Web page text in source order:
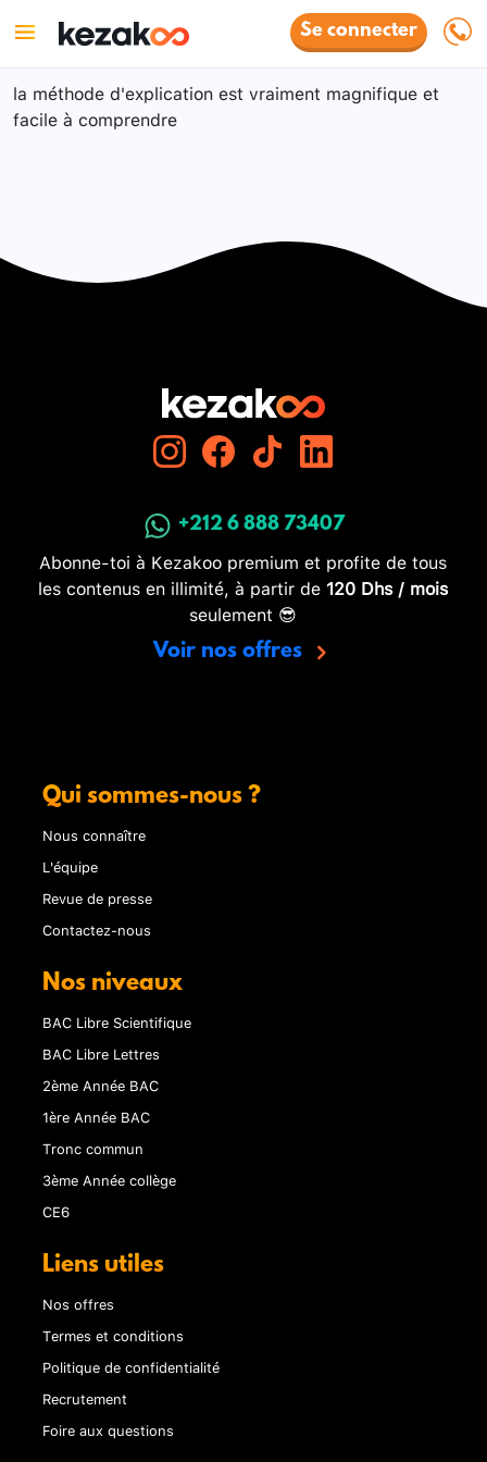
Se connecter
la méthode d'explication est vraiment magnifique et
facile à comprendre
+212 6 888 73407
Abonne-toi à Kezakoo premium et profite de tous
les contenus en illimité, à partir de 120 Dhs / mois
seulement 😎
Voir nos offres
Qui sommes-nous ?
Nous connaître
L'équipe
Revue de presse
Contactez-nous
Nos niveaux
BAC Libre Scientifique
BAC Libre Lettres
2ème Année BAC
1ère Année BAC
Tronc commun
3ème Année collège
CE6
Liens utiles
Nos offres
Termes et conditions
Politique de confidentialité
Recrutement
Foire aux questions